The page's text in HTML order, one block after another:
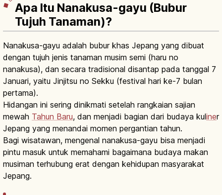
Apa Itu Nanakusa-gayu (Bubur
Tujuh Tanaman)?
Nanakusa-gayu adalah bubur khas Jepang yang dibuat
dengan tujuh jenis tanaman musim semi (haru no
nanakusa), dan secara tradisional disantap pada tanggal 7
Januari, yaitu Jinjitsu no Sekku (festival hari ke-7 bulan
pertama).
Hidangan ini sering dinikmati setelah rangkaian sajian
mewah Tahun Baru, dan menjadi bagian dari budaya kuliner
Jepang yang menandai momen pergantian tahun.
Bagi wisatawan, mengenal nanakusa-gayu bisa menjadi
pintu masuk untuk memahami bagaimana budaya makan
musiman terhubung erat dengan kehidupan masyarakat
Jepang.